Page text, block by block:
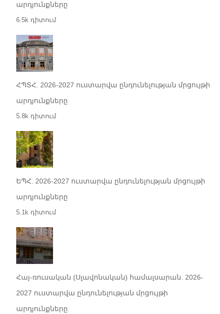
արդյունքները
6.5k դիտում
ՀՊՏՀ. 2026-2027 ուստարվա ընդունելության մրցույթի
արդյունքները
5.8k դիտում
ԵՊՀ. 2026-2027 ուստարվա ընդունելության մրցույթի
արդյունքները
5.1k դիտում
Հայ-ռուսական (Սլավոնական) համալսարան. 2026-
2027 ուստարվա ընդունելության մրցույթի
արդյունքները